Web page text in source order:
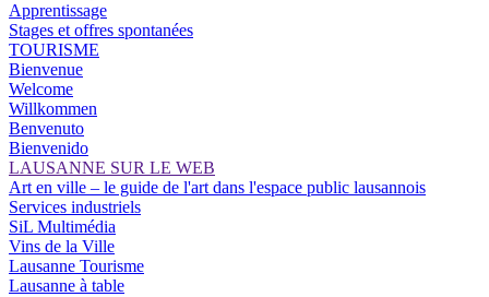
Apprentissage
Stages et offres spontanées
TOURISME
Bienvenue
Welcome
Willkommen
Benvenuto
Bienvenido
LAUSANNE SUR LE WEB
Art en ville – le guide de l'art dans l'espace public lausannois
Services industriels
SiL Multimédia
Vins de la Ville
Lausanne Tourisme
Lausanne à table